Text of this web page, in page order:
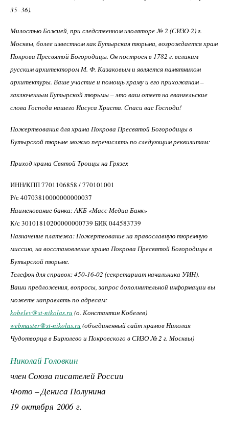
35–36).
Милостью Божией, при следственном изоляторе № 2 (СИЗО-2) г.
Москвы, более известном как Бутырская тюрьма, возрождается храм
Покрова Пресвятой Богородицы. Он построен в 1782 г. великим
русским архитектором М. Ф. Казаковым и является памятником
архитектуры. Ваше участие и помощь храму и его прихожанам –
заключенным Бутырской тюрьмы – это ваш ответ на евангельские
слова Господа нашего Иисуса Христа. Спаси вас Господи!
Пожертвования для храма Покрова Пресвятой Богородицы в
Бутырской тюрьме можно перечислять по следующим реквизитам:
Приход храма Святой Троицы на Грязех
ИНН/КПП 7701106858 / 770101001
Р/с 40703810000000000037
Наименование банка: АКБ «Масс Медиа Банк»
К/с 30101810200000000739 БИК 044583739
Назначение платежа: Пожертвование на православную тюремную
миссию, на восстановление храма Покрова Пресвятой Богородицы в
Бутырской тюрьме.
Телефон для справок: 450-16-02 (секретариат начальника УИН).
Ваши предложения, вопросы, запрос дополнительной информации вы
можете направлять по адресам:
kobelev@st-nikolas.ru (о. Константин Кобелев)
webmaster@st-nikolas.ru (объединенный сайт храмов Николая
Чудотворца в Бирюлево и Покровского в СИЗО № 2 г. Москвы)
Николай Головкин
член Союза писателей России
Фото – Дениса Полунина
19 октября 2006 г.